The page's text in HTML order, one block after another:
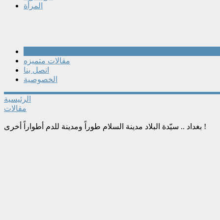
المرأة
مقالات متميزه
اتصل بنا
الخصوصية
الرئيسية
مقالات
بغداد .. سيّدة البلاد مدينة السلام طوراً ومدينة للدم أطواراً أخرى !